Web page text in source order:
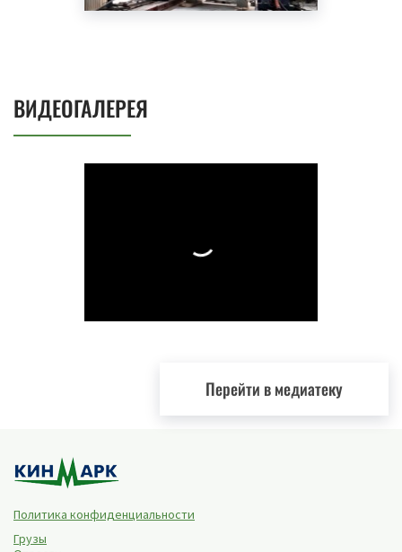
ВИДЕОГАЛЕРЕЯ
Перейти в медиатеку
Политика конфиденциальности
Грузы